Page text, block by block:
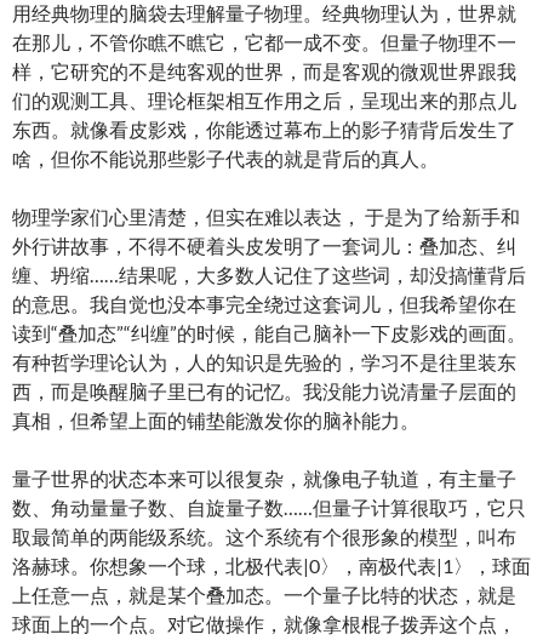
用经典物理的脑袋去理解量子物理。经典物理认为，世界就
在那儿，不管你瞧不瞧它，它都一成不变。但量子物理不一
样，它研究的不是纯客观的世界，而是客观的微观世界跟我
们的观测工具、理论框架相互作用之后，呈现出来的那点儿
东西。就像看皮影戏，你能透过幕布上的影子猜背后发生了
啥，但你不能说那些影子代表的就是背后的真人。
物理学家们心里清楚，但实在难以表达， 于是为了给新手和
外行讲故事，不得不硬着头皮发明了一套词儿：叠加态、纠
缠、坍缩……结果呢，大多数人记住了这些词，却没搞懂背后
的意思。我自觉也没本事完全绕过这套词儿，但我希望你在
读到“叠加态”“纠缠”的时候，能自己脑补一下皮影戏的画面。
有种哲学理论认为，人的知识是先验的，学习不是往里装东
西，而是唤醒脑子里已有的记忆。我没能力说清量子层面的
真相，但希望上面的铺垫能激发你的脑补能力。
量子世界的状态本来可以很复杂，就像电子轨道，有主量子
数、角动量量子数、自旋量子数……但量子计算很取巧，它只
取最简单的两能级系统。这个系统有个很形象的模型，叫布
洛赫球。你想象一个球，北极代表|0〉，南极代表|1〉，球面
上任意一点，就是某个叠加态。一个量子比特的状态，就是
球面上的一个点。对它做操作，就像拿根棍子拨弄这个点，